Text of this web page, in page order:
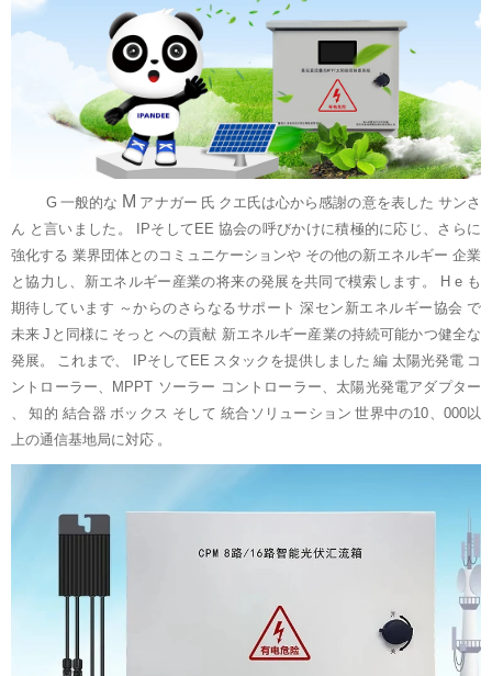
G 一般的な M アナガー 氏 クエ氏は心から感謝の意を表した サンさ
ん と言いました。 IPそしてEE 協会の呼びかけに積極的に応じ、さらに
強化する 業界団体とのコミュニケーションや その他の新エネルギー 企業
と協力し、新エネルギー産業の将来の発展を共同で模索します。
H e も
期待しています ～からのさらなるサポート 深セン新エネルギー協会 で
未来 Jと同様に そっと への貢献 新エネルギー産業の持続可能かつ健全な
発展。
これまで、 IPそしてEE スタックを提供しました 編 太陽光発電 コ
ントローラー、MPPT ソーラー コントローラー、太陽光発電アダプター
知的結合器 ボックス そして統合ソリューション 世界中の10、000以
上の通信基地局に対応 。